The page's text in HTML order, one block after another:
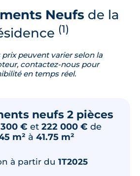
Neufsde la
(1)
prix peuvent varier selon la
contactez-nous pour
en temps réel.
neufs 2 pièces
300 € et 222 000 € de
m² à 41.75 m²
à partir du 1T2025